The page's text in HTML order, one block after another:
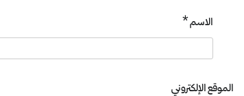
الاسم*
الموقع الإلكتروني